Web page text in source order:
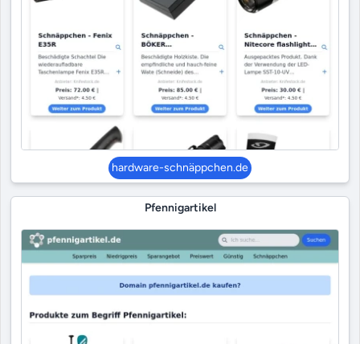
hardware-schnäppchen.de
Pfennigartikel